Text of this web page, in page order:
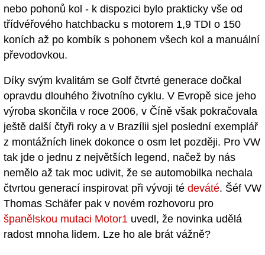
nebo pohonů kol - k dispozici bylo prakticky vše od
třídvéřového hatchbacku s motorem 1,9 TDI o 150
koních až po kombík s pohonem všech kol a manuální
převodovkou.
Díky svým kvalitám se Golf čtvrté generace dočkal
opravdu dlouhého životního cyklu. V Evropě sice jeho
výroba skončila v roce 2006, v Číně však pokračovala
ještě další čtyři roky a v Brazílii sjel poslední exemplář
z montážních linek dokonce o osm let později. Pro VW
tak jde o jednu z největších legend, načež by nás
nemělo až tak moc udivit, že se automobilka nechala
čtvrtou generací inspirovat při vývoji té deváté. Šéf VW
Thomas Schäfer pak v novém rozhovoru pro
španělskou mutaci Motor1 uvedl, že novinka udělá
radost mnoha lidem. Lze ho ale brát vážně?